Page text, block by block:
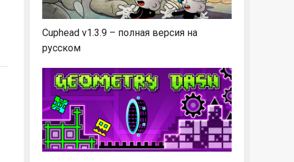
Cuphead v1.3.9 – полная версия на
русском